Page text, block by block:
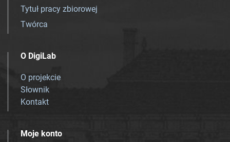
Tytuł pracy zbiorowej
Twórca
O DigiLab
O projekcie
Słownik
Kontakt
Moje konto